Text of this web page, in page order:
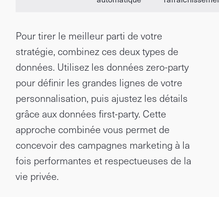
Pour tirer le meilleur parti de votre
stratégie, combinez ces deux types de
données. Utilisez les données zero-party
pour définir les grandes lignes de votre
personnalisation, puis ajustez les détails
grâce aux données first-party. Cette
approche combinée vous permet de
concevoir des campagnes marketing à la
fois performantes et respectueuses de la
vie privée.